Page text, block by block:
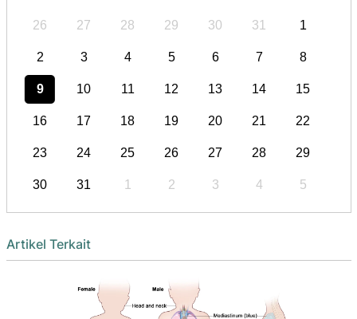
26 27 28 29 30 31 1
2 3 4 5 6 7 8
9 10 11 12 13 14 15
16 17 18 19 20 21 22
23 24 25 26 27 28 29
30 31 1 2 3 4 5
Artikel Terkait